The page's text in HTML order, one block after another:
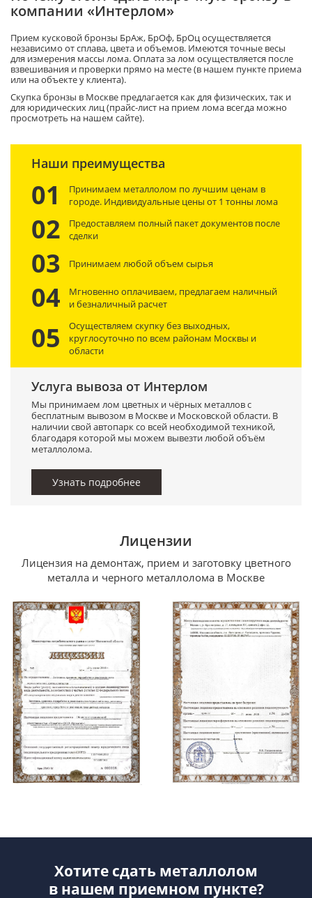
компании «Интерлом»
Прием кусковой бронзы БрАж, БрОф, БрОц осуществляется
независимо от сплава, цвета и объемов. Имеются точные весы
для измерения массы лома. Оплата за лом осуществляется после
взвешивания и проверки прямо на месте (в нашем пункте приема
или на объекте у клиента).
Скупка бронзы в Москве предлагается как для физических, так и
для юридических лиц (прайс-лист на прием лома всегда можно
просмотреть на нашем сайте).
Наши преимущества
01
Принимаем металлолом по лучшим ценам в
городе. Индивидуальные цены от 1 тонны лома
02
Предоставляем полный пакет документов после
сделки
03 Принимаем любой объем сырья
04
Мгновенно оплачиваем, предлагаем наличный
и безналичный расчет
05
Осуществляем скупку без выходных,
круглосуточно по всем районам Москвы и
области
Услуга вывоза от Интерлом
Мы принимаем лом цветных и чёрных металлов с
бесплатным вывозом в Москве и Московской области. В
наличии свой автопарк со всей необходимой техникой,
благодаря которой мы можем вывезти любой объём
металлолома.
Узнать подробнее
Лицензии
Лицензия на демонтаж, прием и заготовку цветного
металла и черного металлолома в Москве
Хотите сдать металлолом
в нашем приемном пункте?